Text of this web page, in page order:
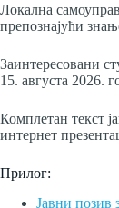
Локална
препознајући
Заинтересовани
15. августа 2026.
Комплетан текст
интернет
Прилог:
Јавни позив